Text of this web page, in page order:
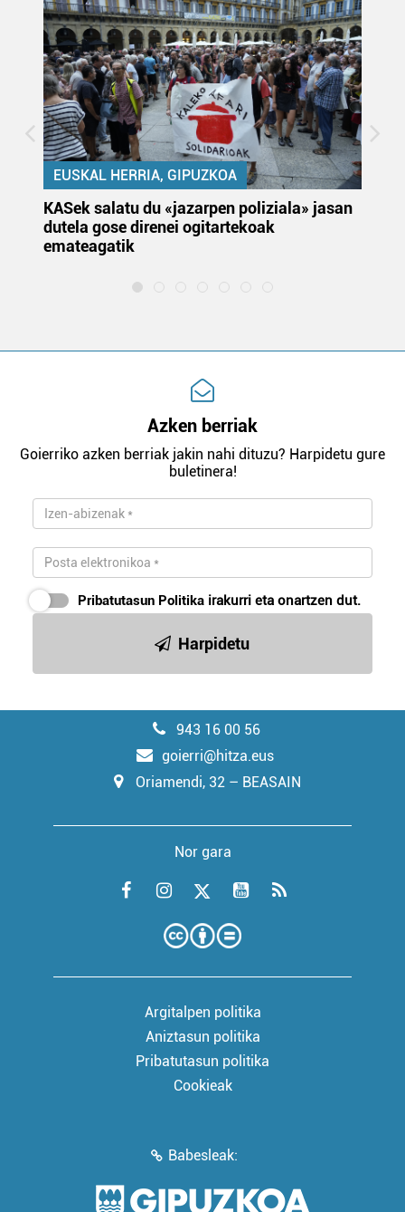
EUSKAL HERRIA, GIPUZKOA
KASek salatu du «jazarpen poliziala» jasan
dutela gose direnei ogitartekoak
emateagatik
Azken berriak
Goierriko azken berriak jakin nahi dituzu? Harpidetu gure
buletinera!
Pribatutasun Politika irakurri eta onartzen dut.
Harpidetu
943 16 00 56
goierri@hitza.eus
Oriamendi, 32 – BEASAIN
Nor gara
Argitalpen politika
Aniztasun politika
Pribatutasun politika
Cookieak
Babesleak: